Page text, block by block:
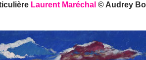
Laurent Maréchal © Audrey